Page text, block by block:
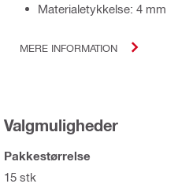
Materialetykkelse: 4 mm
MERE INFORMATION
Valgmuligheder
Pakkestørrelse
15 stk